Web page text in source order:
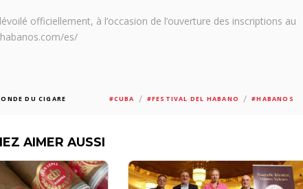
officiellement, à l’occasion de l’ouverture des inscriptions au
es/
DU CIGARE #CUBA / #FESTIVAL DEL HABANO / #HABANOS
AIMER AUSSI